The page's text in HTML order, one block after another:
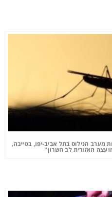
מערב הנילוס בתל אביב-יפו, בטייבה,
האזורית לב השרון"